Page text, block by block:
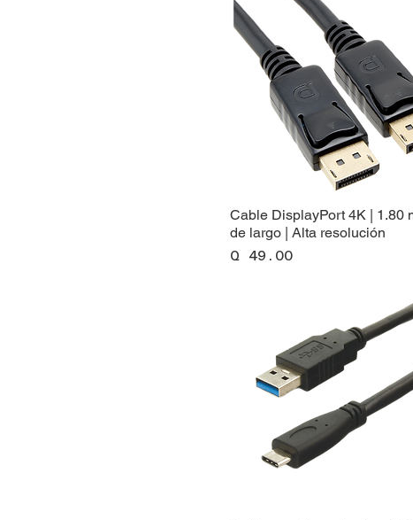
Cable DisplayPort 4K | 1.80
de largo | Alta resolución
Precio
Q 49.00